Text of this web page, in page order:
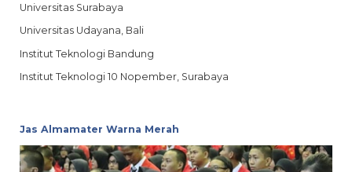
Universitas Surabaya
Universitas Udayana, Bali
Institut Teknologi Bandung
Institut Teknologi 10 Nopember, Surabaya
Jas Almamater Warna Merah